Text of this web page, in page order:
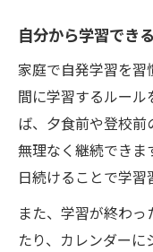
自分から学習でき
家庭で自発学習を
間に学習するルール
ば、夕食前や登校前
無理なく継続できま
日続けることで学習
また、学習が終わ
たり、カレンダー